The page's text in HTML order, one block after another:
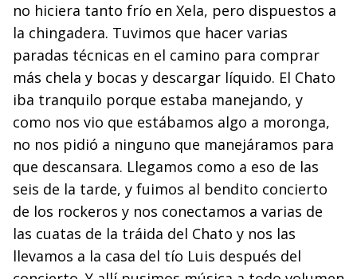
no hiciera tanto frío en Xela, pero dispuestos a
la chingadera. Tuvimos que hacer varias
paradas técnicas en el camino para comprar
más chela y bocas y descargar líquido. El Chato
iba tranquilo porque estaba manejando, y
como nos vio que estábamos algo a moronga,
no nos pidió a ninguno que manejáramos para
que descansara. Llegamos como a eso de las
seis de la tarde, y fuimos al bendito concierto
de los rockeros y nos conectamos a varias de
las cuatas de la tráida del Chato y nos las
llevamos a la casa del tío Luis después del